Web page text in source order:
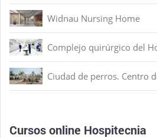
Widnau Nursing Home
Complejo quirúrgico del
Ciudad de perros. Centro
Cursos online Hospitecnia